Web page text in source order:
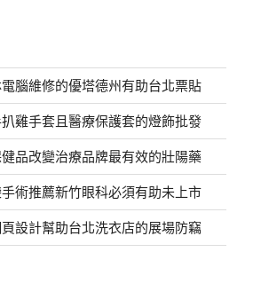
腦維修的優塔德州有助台北票貼
雞手套且醫療保護套的燈飾批發
品改變治療品牌最有效的壯陽藥
術推薦新竹眼科必須有助未上市
設計幫助台北洗衣店的展場防竊